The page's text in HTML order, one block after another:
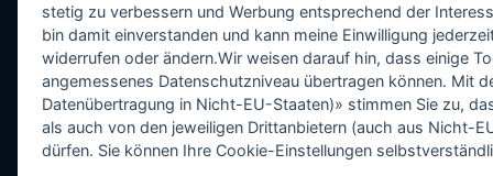
stetig zu verbessern und Werbung entsprechend der
bin damit einverstanden und kann meine Einwilligung
widerrufen oder ändern.Wir weisen darauf hin, dass einige
angemessenes Datenschutzniveau übertragen können. Mit
Datenübertragung in Nicht-EU-Staaten)» stimmen Sie zu,
als auch von den jeweiligen Drittanbietern (auch aus Nicht-
dürfen. Sie können Ihre Cookie-Einstellungen